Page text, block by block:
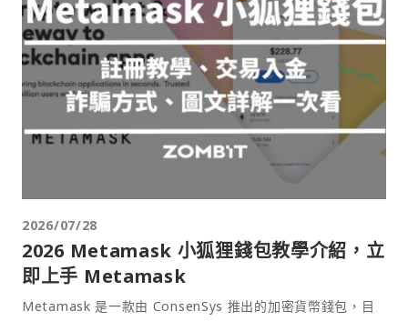
2026/07/28
2026 Metamask 小狐狸錢包教學介紹，立
即上手 Metamask
Metamask 是一款由 ConsenSys 推出的加密貨幣錢包，目